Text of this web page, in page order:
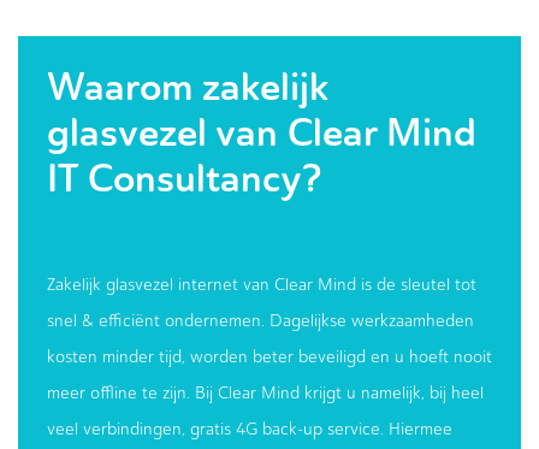
Waarom zakelijk
glasvezel van Clear Mind
IT Consultancy?
Zakelijk glasvezel internet van Clear Mind is de sleutel tot
snel & efficiënt ondernemen. Dagelijkse werkzaamheden
kosten minder tijd, worden beter beveiligd en u hoeft nooit
meer offline te zijn. Bij Clear Mind krijgt u namelijk, bij heel
veel verbindingen, gratis 4G back-up service. Hiermee